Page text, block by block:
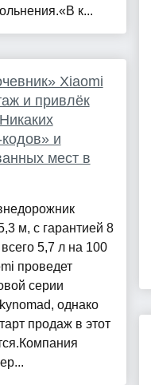
к...
Xiaomi
и привлёк
и
мест в
м, с гарантией 8
5,7 л на 100
проведет
серии
однако
продаж в этот